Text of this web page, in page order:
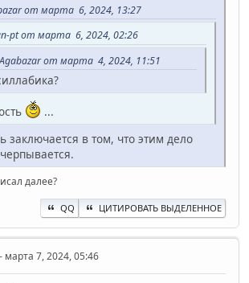
от марта 6, 2024, 13:27
pt от марта 6, 2024, 02:26
от марта 4, 2024, 11:51
...
заключается в том, что этим дело
далее?
QQ ЦИТИРОВАТЬ ВЫДЕЛЕННОЕ
- марта 7, 2024, 05:46